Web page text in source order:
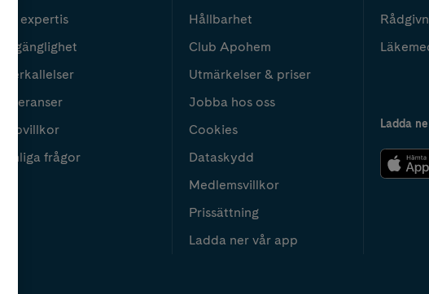
Vår expertis
Tillgänglighet
Återkallelser
Leveranser
Köpvillkor
Vanliga frågor
Hållbarhet
Club Apohem
Utmärkelser & priser
Jobba hos oss
Cookies
Dataskydd
Medlemsvillkor
Prissättning
Ladda ner vår app
Ladda